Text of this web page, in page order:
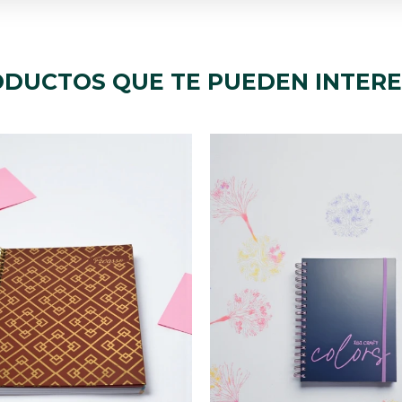
QUE TE PUEDEN